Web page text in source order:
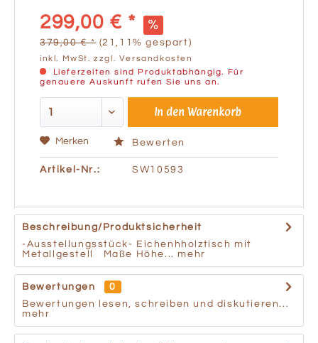
299,00 € *
379,00 € * (21,11% gespart)
inkl. MwSt.zzgl. Versandkosten
Lieferzeiten sind Produktabhängig. Für
genauere Auskunft rufen Sie uns an.
In den Warenkorb
Merken Bewerten
Artikel-Nr.: SW10593
Beschreibung/Produktsicherheit
-Ausstellungsstück- Eichenhholztisch mit
Metallgestell Maße Höhe... mehr
Bewertungen
0
Bewertungen lesen, schreiben und diskutieren...
mehr